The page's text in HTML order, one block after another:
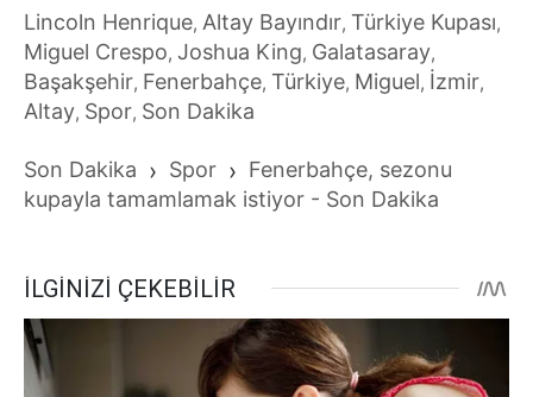
Lincoln Henrique, Altay Bayındır, Türkiye Kupası,
Miguel Crespo, Joshua King, Galatasaray,
Başakşehir, Fenerbahçe, Türkiye, Miguel, İzmir,
Altay, Spor, Son Dakika
Son Dakika › Spor › Fenerbahçe, sezonu
kupayla tamamlamak istiyor - Son Dakika